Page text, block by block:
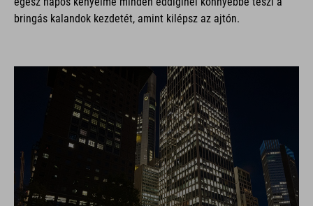
bringás kalandok kezdetét, amint kilépsz az ajtón.